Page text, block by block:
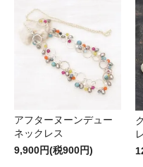
アフターヌーンデュー
ネックレス
9,900円(税900円)